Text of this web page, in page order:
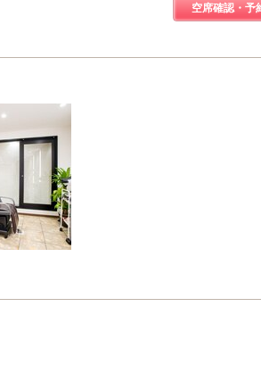
空席確認・予